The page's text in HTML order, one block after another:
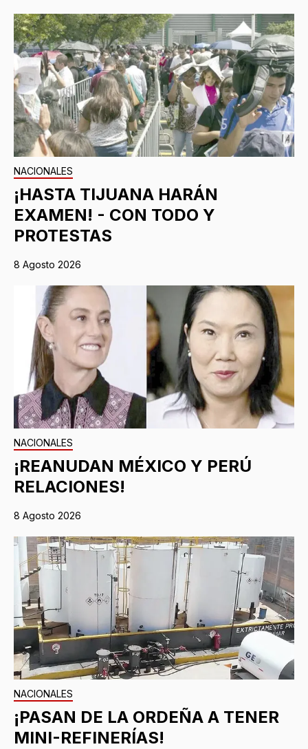
NACIONALES
¡HASTA TIJUANA HARÁN
EXAMEN! - CON TODO Y
PROTESTAS
8 Agosto 2026
NACIONALES
¡REANUDAN MÉXICO Y PERÚ
RELACIONES!
8 Agosto 2026
NACIONALES
¡PASAN DE LA ORDEÑA A TENER
MINI-REFINERÍAS!